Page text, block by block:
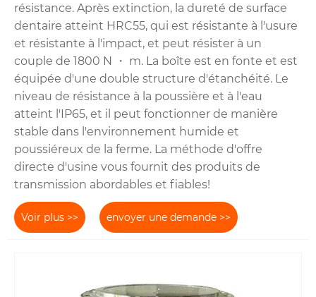
résistance. Après extinction, la dureté de surface
dentaire atteint HRC55, qui est résistante à l'usure
et résistante à l'impact, et peut résister à un
couple de 1800 N ・ m. La boîte est en fonte et est
équipée d'une double structure d'étanchéité. Le
niveau de résistance à la poussière et à l'eau
atteint l'IP65, et il peut fonctionner de manière
stable dans l'environnement humide et
poussiéreux de la ferme. La méthode d'offre
directe d'usine vous fournit des produits de
transmission abordables et fiables!
Voir plus >> envoyer une demande >>